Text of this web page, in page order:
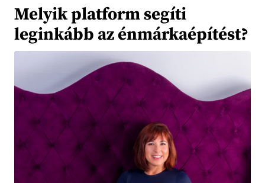
Melyik platform segíti
leginkább az énmárkaépítést?